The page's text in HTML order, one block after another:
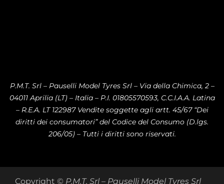
P.M.T. Srl – Pauselli Model Tyres Srl – Via della Chimica, 2 –
04011 Aprilia (LT) – Italia – P.I. 01805570593, C.C.I.A.A. Latina
– R.E.A. LT 122987 Vendite soggette agli artt. 45/67 “Dei
diritti dei consumatori” del Codice del Consumo (D.lgs.
206/05) – Tutti i diritti sono riservati.
Copyright © P.M.T. Srl – Pauselli Model Tyres Srl